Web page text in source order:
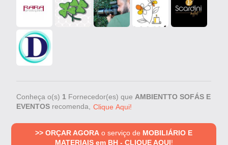
Conheça o(s) 1 Fornecedor(es) queAMBIENTTO SOFÁS E
EVENTOS recomenda, Clique Aqui!
>> ORÇAR AGORA o serviço de MOBILIÁRIO E
MATERIAIS em BH - CLIQUE AQUI!